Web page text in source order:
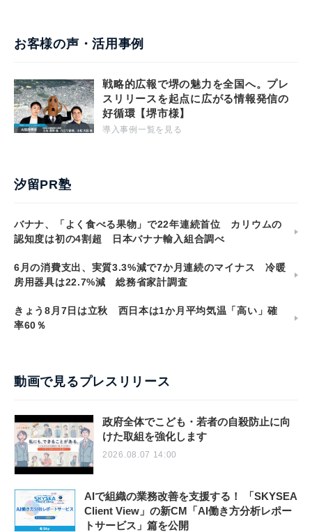
お客様の声・活用事例
戦略的広報で堺の魅力を全国へ。プレ
スリリースを起点に広がる情報発信の
好循環【堺市様】
導入事例一覧を見る
汐留PR塾
バナナ、「よく食べる果物」で22年連続首位 カリウムの
認知度は初の4割超 日本バナナ輸入組合調べ
6月の消費支出、実質3.3%減で7か月連続のマイナス 冷暖
房用器具は22.7%減 総務省家計調査
きょう8月7日は立秋 西日本は1か月平均気温「高い」確
率60％
動画で見るプレスリリース
政府全体でこども・若者の自殺防止に向
けた取組を強化します
2026.08.07 14:00
AIで組織の業務改善を支援する！ 「SKYSEA
Client View」の新CM「AI働き方分析レポー
トサービス」篇を公開